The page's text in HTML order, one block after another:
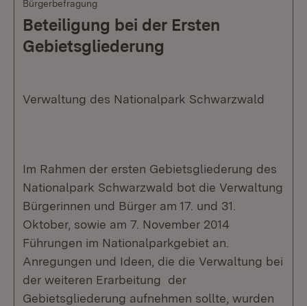
Bürgerbefragung
Beteiligung bei der Ersten
Gebietsgliederung
Verwaltung des Nationalpark Schwarzwald
Im Rahmen der ersten Gebietsgliederung des
Nationalpark Schwarzwald bot die Verwaltung
Bürgerinnen und Bürger am 17. und 31.
Oktober, sowie am 7. November 2014
Führungen im Nationalparkgebiet an.
Anregungen und Ideen, die die Verwaltung bei
der weiteren Erarbeitung der
Gebietsgliederung aufnehmen sollte, wurden